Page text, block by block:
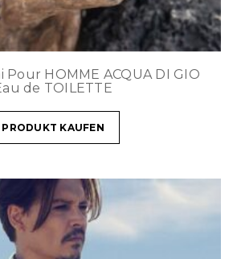
Pour HOMME ACQUA DI GIO
de TOILETTE
PRODUKT KAUFEN